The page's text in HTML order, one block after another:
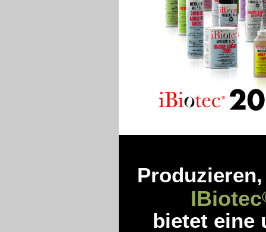
IBiotec
bietet eine